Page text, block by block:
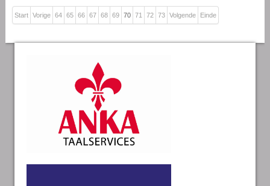
Start Vorige 64 65 66 67 68 69 70 71 72 73 Volgende Einde